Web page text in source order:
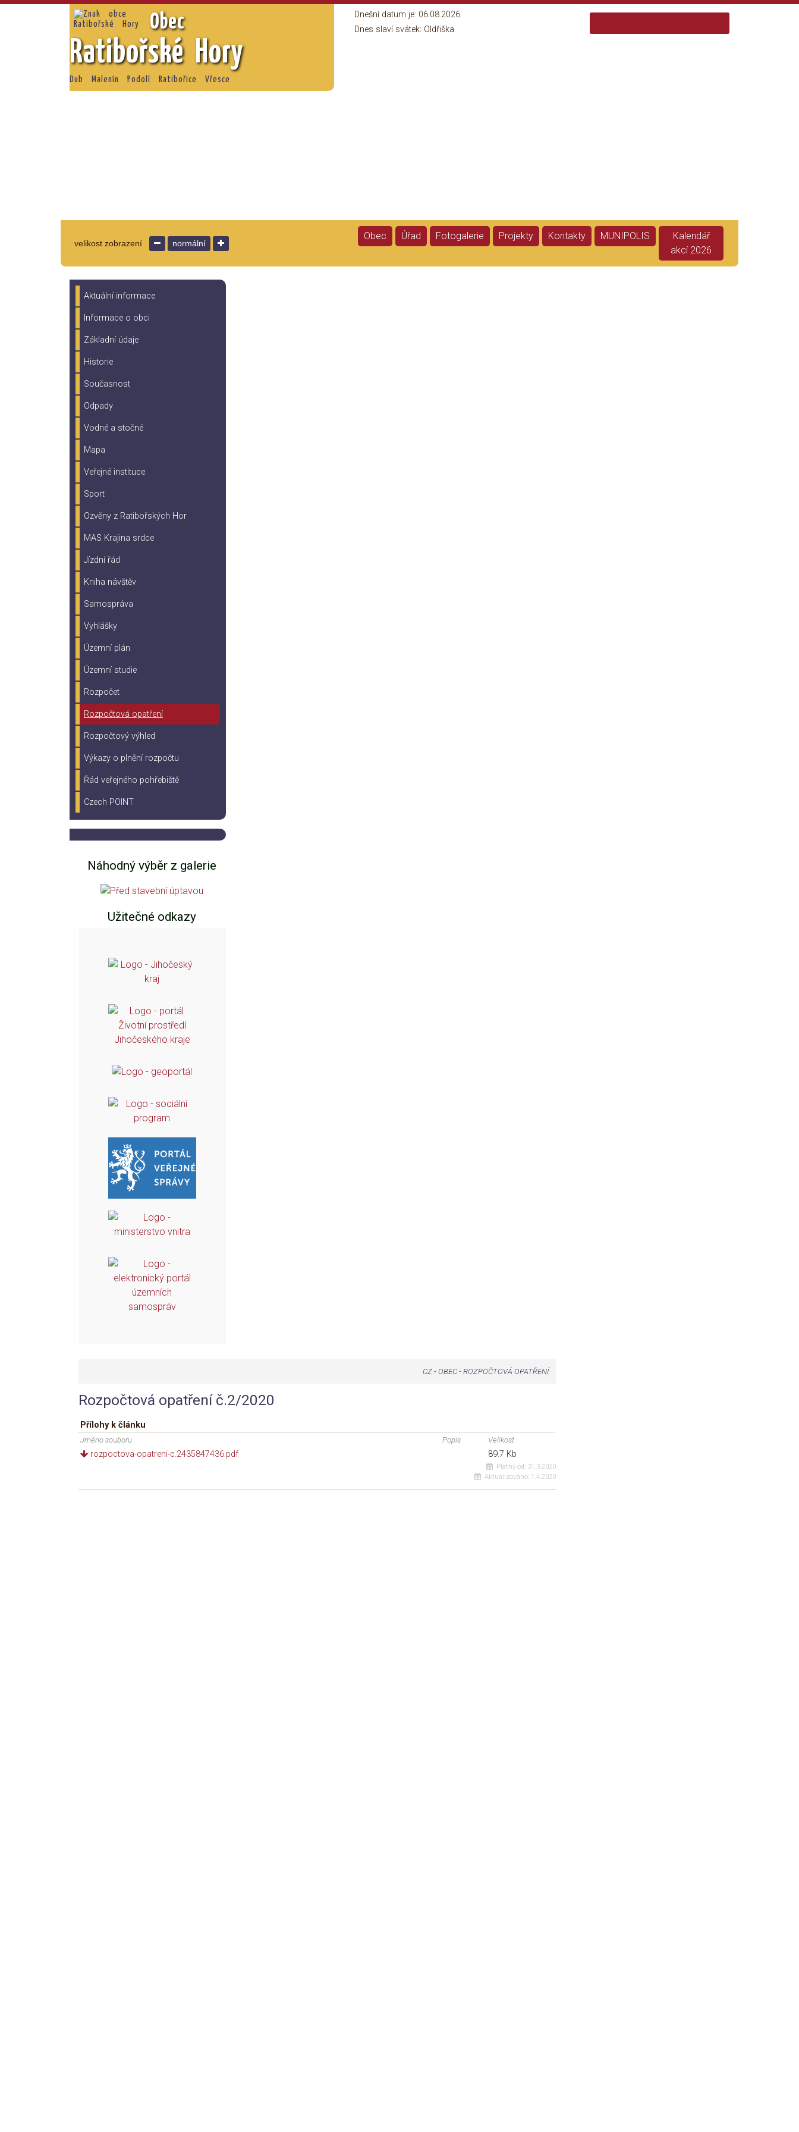
Obec
Ratibořské Hory
Dub Malenín Podolí Ratibořice Vřesce
Dnešní datum je: 06.08.2026
Dnes slaví svátek: Oldřiška
velikost zobrazení normální
Obec Úřad Fotogalerie Projekty Kontakty MUNIPOLIS
Kalendář
akcí 2026
Aktuální informace
Informace o obci
Základní údaje
Historie
Současnost
Odpady
Vodné a stočné
Mapa
Veřejné instituce
Sport
Ozvěny z Ratibořských Hor
MAS Krajina srdce
Jízdní řád
Kniha návštěv
Samospráva
Vyhlášky
Územní plán
Územní studie
Rozpočet
Rozpočtová opatření
Rozpočtový výhled
Výkazy o plnění rozpočtu
Řád veřejného pohřebiště
Czech POINT
Náhodný výběr z galerie
Užitečné odkazy
CZ -OBEC -ROZPOČTOVÁ OPATŘENÍ
Rozpočtová opatření č.2/2020
Přílohy k článku
Jméno souboru Popis Velikost
rozpoctova-opatreni-c.2435847436.pdf 89.7 Kb
Platný od:31.3.2020
Aktualizováno:1.4.2020